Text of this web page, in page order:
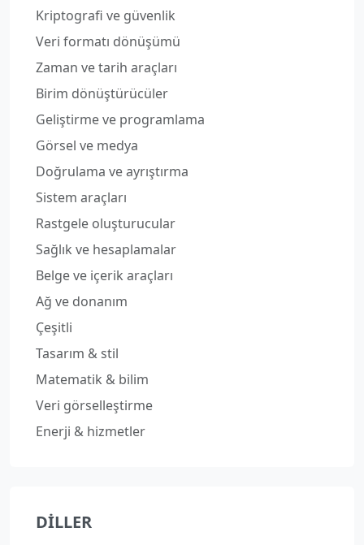
Kriptografi ve güvenlik
Veri formatı dönüşümü
Zaman ve tarih araçları
Birim dönüştürücüler
Geliştirme ve programlama
Görsel ve medya
Doğrulama ve ayrıştırma
Sistem araçları
Rastgele oluşturucular
Sağlık ve hesaplamalar
Belge ve içerik araçları
Ağ ve donanım
Çeşitli
Tasarım & stil
Matematik & bilim
Veri görselleştirme
Enerji & hizmetler
DILLER